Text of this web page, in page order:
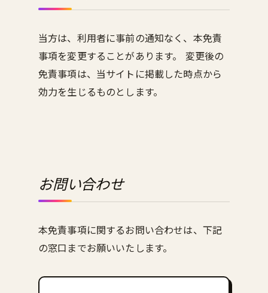
当方は、利用者に事前の通知なく、本免責
事項を変更することがあります。 変更後の
免責事項は、当サイトに掲載した時点から
効力を生じるものとします。
お問い合わせ
本免責事項に関するお問い合わせは、下記
の窓口までお願いいたします。